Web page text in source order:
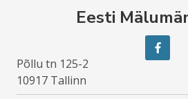
Eesti
Põllu tn 125-2
10917 Tallinn